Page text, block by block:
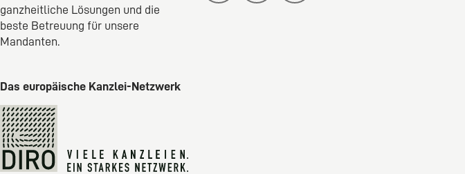
ganzheitliche Lösungen und die
beste Betreuung für unsere
Mandanten.
Das europäische Kanzlei-Netzwerk